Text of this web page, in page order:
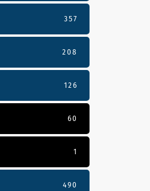
357
208
126
60
1
490